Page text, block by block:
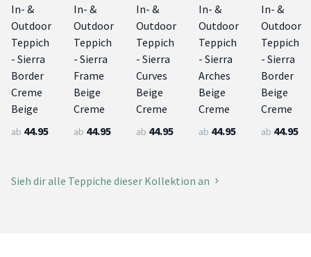
In- &
Outdoor
Teppich
- Sierra
Border
Creme
Beige
ab 44.95
In- &
Outdoor
Teppich
- Sierra
Frame
Beige
Creme
ab 44.95
In- &
Outdoor
Teppich
- Sierra
Curves
Beige
Creme
ab 44.95
In- &
Outdoor
Teppich
- Sierra
Arches
Beige
Creme
ab 44.95
In- &
Outdoor
Teppich
- Sierra
Border
Beige
Creme
ab 44.95
Sieh dir alle Teppiche dieser Kollektion an